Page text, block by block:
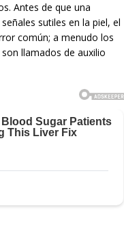
Antes de que una
sutiles en la piel, el
común; a menudo los
llamados de auxilio